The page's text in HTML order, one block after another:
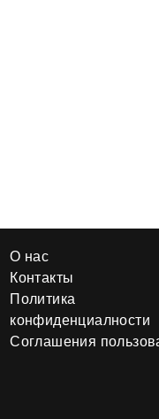
О нас
Контакты
Политика
конфиденциалности
Соглашения